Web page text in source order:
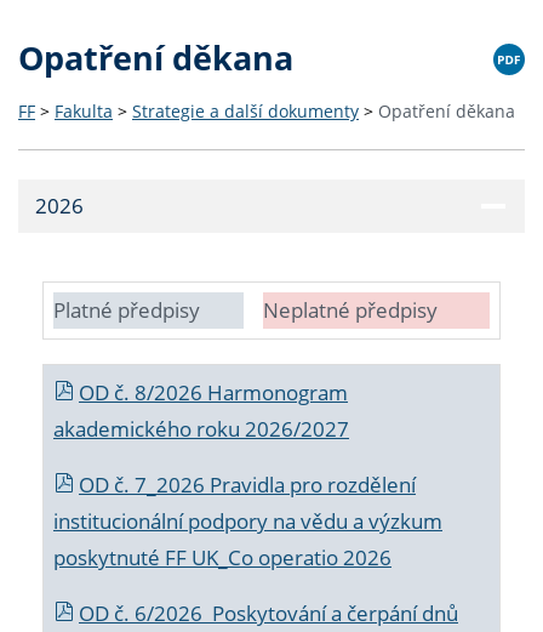
Opatření děkana
FF > Fakulta > Strategie a další dokumenty > Opatření děkana
2026
Platné předpisy Neplatné předpisy
OD č. 8/2026 Harmonogram
akademického roku 2026/2027
OD č. 7_2026 Pravidla pro rozdělení
institucionální podpory na vědu a výzkum
poskytnuté FF UK_Co operatio 2026
OD č. 6/2026 Poskytování a čerpání dnů